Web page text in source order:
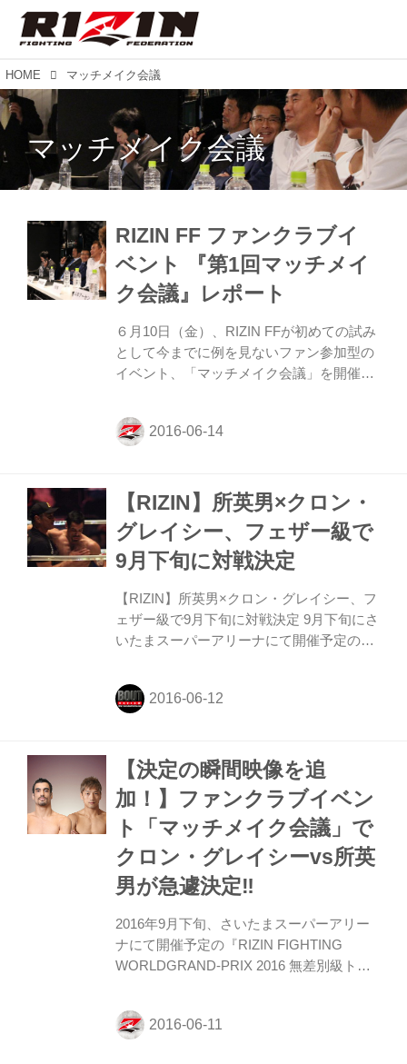
HOME マッチメイク会議
マッチメイク会議
RIZIN FF ファンクラブイ
ベント 『第1回マッチメイ
ク会議』レポート
６月10日（金）、RIZIN FFが初めての試み
として今までに例を見ないファン参加型の
イベント、「マッチメイク会議」を開催し
信行、RIZIN統括本部長・髙田延彦、RIZIN
映像プロデューサー・佐藤大輔、RIZINマ
男、才賀紀左衛門、山本アーセンが出席し
た。 こちらは、RIZIN FF オフィシャルフ
ァンクラブサイト強者ノ巣会員限定イベン
トとして開催された。今後も会員限定のイ
のサイトへ ※（写真1）ファンからの生の
声に応える現役選手たち...
【RIZIN】所英男×クロン・
グレイシー、フェザー級で
9月下旬に対戦決定
【RIZIN】所英男×クロン・グレイシー、フ
ェザー級で9月下旬に対戦決定 9月下旬にさ
いたまスーパーアリーナにて開催予定の
フェザー級相当の65.8kg契約で対戦するこ
とが決定した。
【決定の瞬間映像を追
加！】ファンクラブイベン
ト「マッチメイク会議」で
クロン・グレイシーvs所英
男が急遽決定‼︎
2016年9月下旬、さいたまスーパーアリー
ナにて開催予定の『RIZIN FIGHTING
WORLDGRAND-PRIX 2016 無差別級トー
が、6月10日(金)、『RIZIN FF』が初めての
試みとして開催したファンクラブイベント